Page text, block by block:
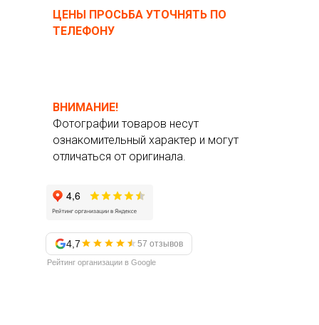
ЦЕНЫ ПРОСЬБА УТОЧНЯТЬ ПО
ТЕЛЕФОНУ
ВНИМАНИЕ!
Фотографии товаров несут
ознакомительный характер и могут
отличаться от оригинала.
4,7 57 отзывов
Рейтинг организации в Google